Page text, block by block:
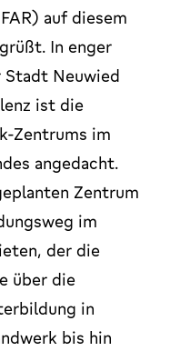
auf diesem
In enger
Neuwied
ist die
Zentrums im
angedacht.
Zentrum
im
der die
über die
in
bis hin